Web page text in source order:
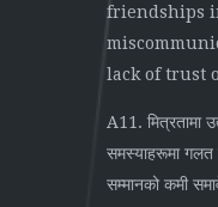
friendships
lack of trust
A11. मित्रतामा
समस्याहरूमा गलत
सम्मानको कमी